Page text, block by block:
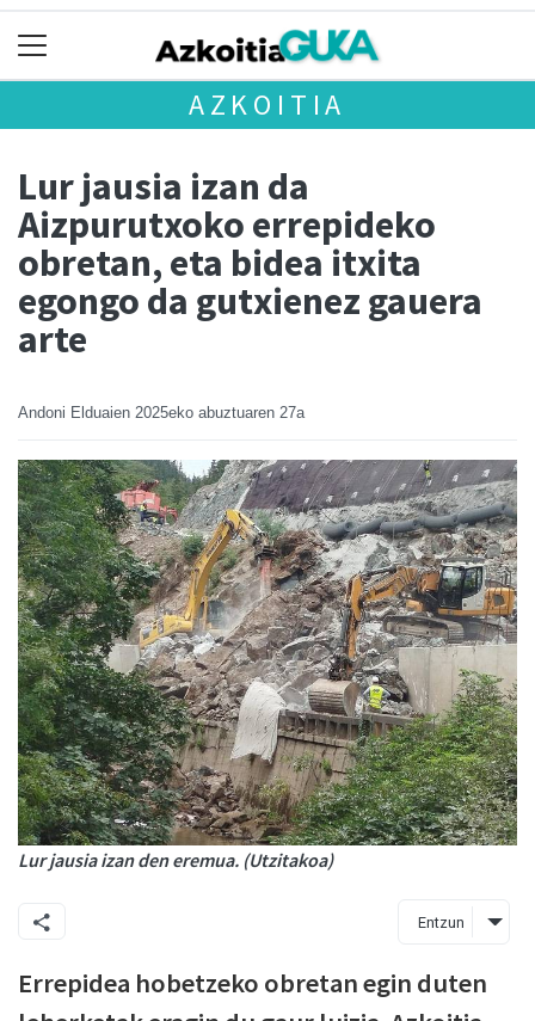
AZKOITIA
Lur jausia izan da
Aizpurutxoko errepideko
obretan, eta bidea itxita
egongo da gutxienez gauera
arte
Andoni Elduaien 2025eko abuztuaren 27a
Lur jausia izan den eremua. (Utzitakoa)
Entzun
Errepidea hobetzeko obretan egin duten